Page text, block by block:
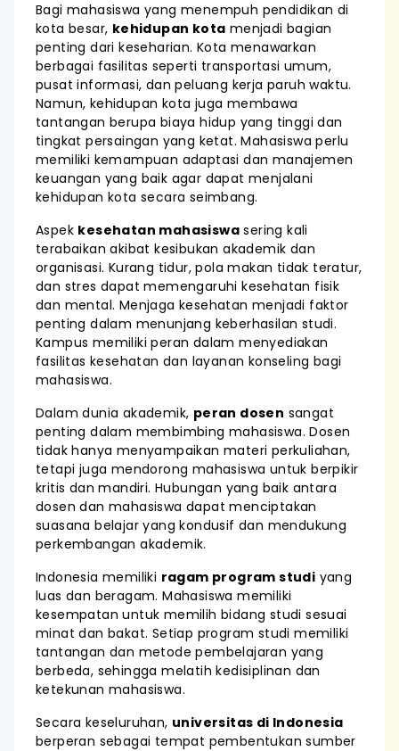
Bagi mahasiswa yang menempuh pendidikan di
kota besar, kehidupan kota menjadi bagian
penting dari keseharian. Kota menawarkan
berbagai fasilitas seperti transportasi umum,
pusat informasi, dan peluang kerja paruh waktu.
Namun, kehidupan kota juga membawa
tantangan berupa biaya hidup yang tinggi dan
tingkat persaingan yang ketat. Mahasiswa perlu
memiliki kemampuan adaptasi dan manajemen
keuangan yang baik agar dapat menjalani
kehidupan kota secara seimbang.
Aspek kesehatan mahasiswa sering kali
terabaikan akibat kesibukan akademik dan
organisasi. Kurang tidur, pola makan tidak teratur,
dan stres dapat memengaruhi kesehatan fisik
dan mental. Menjaga kesehatan menjadi faktor
penting dalam menunjang keberhasilan studi.
Kampus memiliki peran dalam menyediakan
fasilitas kesehatan dan layanan konseling bagi
mahasiswa.
Dalam dunia akademik, peran dosen sangat
penting dalam membimbing mahasiswa. Dosen
tidak hanya menyampaikan materi perkuliahan,
tetapi juga mendorong mahasiswa untuk berpikir
kritis dan mandiri. Hubungan yang baik antara
dosen dan mahasiswa dapat menciptakan
suasana belajar yang kondusif dan mendukung
perkembangan akademik.
Indonesia memiliki ragam program studi yang
luas dan beragam. Mahasiswa memiliki
kesempatan untuk memilih bidang studi sesuai
minat dan bakat. Setiap program studi memiliki
tantangan dan metode pembelajaran yang
berbeda, sehingga melatih kedisiplinan dan
ketekunan mahasiswa.
Secara keseluruhan, universitas di Indonesia
berperan sebagai tempat pembentukan sumber